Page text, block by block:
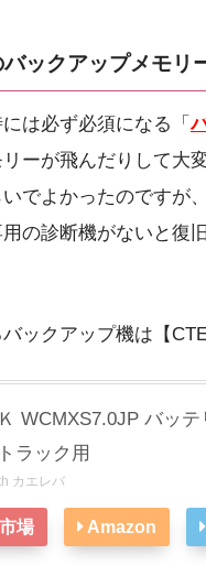
ックアップメモリ
は必ず必須になる「
ーが飛んだりして大
でよかったのですが
の診断機がないと復
ックアップ機は【
WCMXS7.0JP バッ
ラック用
カエレバ
場 Amazon